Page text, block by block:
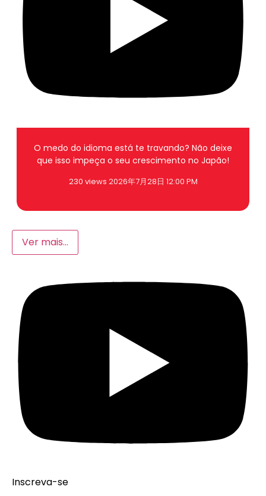
O medo do idioma está te travando? Não deixe
que isso impeça o seu crescimento no Japão!
230 views 2026年7月28日 12:00 PM
Ver mais…
Inscreva-se